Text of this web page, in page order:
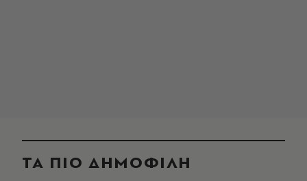
ΤΑ ΠΙΟ ΔΗΜΟΦΙΛΗ